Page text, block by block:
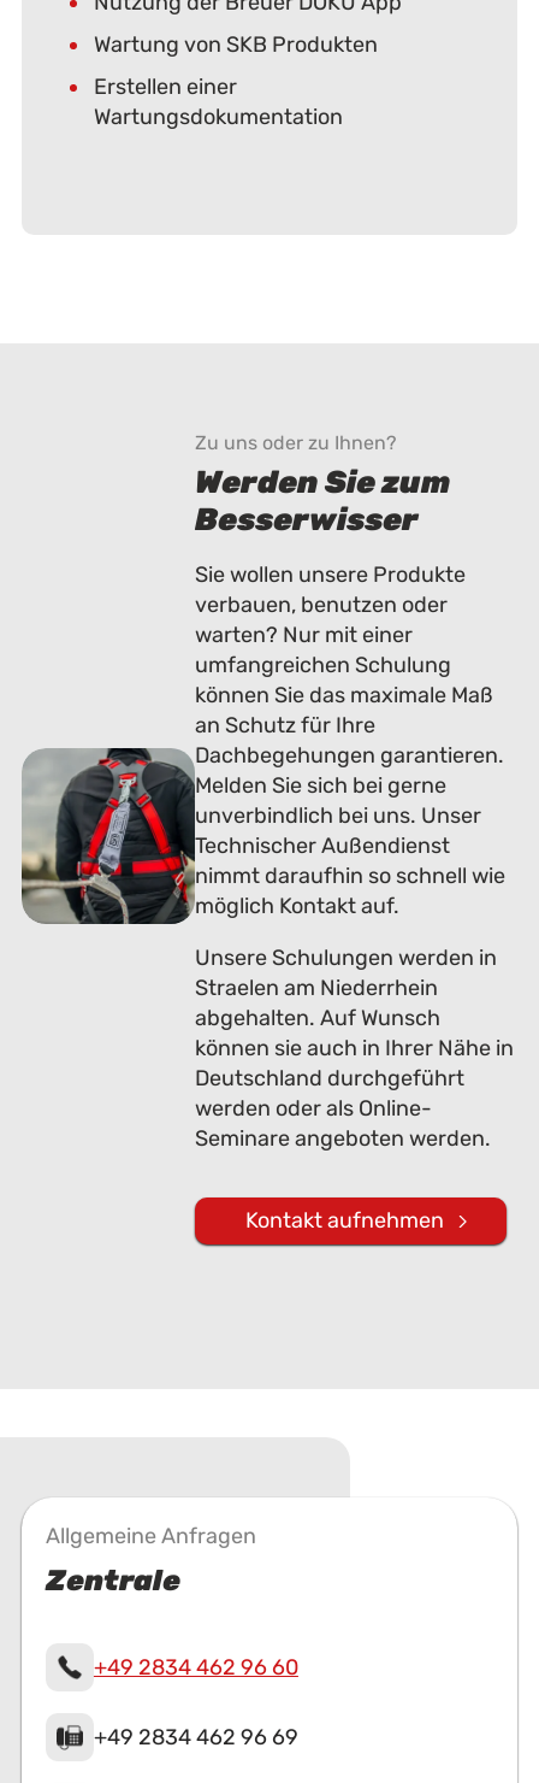
Wartung von SKB Produkten
Erstellen einer
Wartungsdokumentation
Zu uns oder zu Ihnen?
Werden Sie zum
Besserwisser
Sie wollen unsere Produkte
verbauen, benutzen oder
warten? Nur mit einer
umfangreichen Schulung
können Sie das maximale Maß
an Schutz für Ihre
Dachbegehungen garantieren.
Melden Sie sich bei gerne
unverbindlich bei uns. Unser
Technischer Außendienst
nimmt daraufhin so schnell wie
möglich Kontakt auf.
Unsere Schulungen werden in
Straelen am Niederrhein
abgehalten. Auf Wunsch
können sie auch in Ihrer Nähe in
Deutschland durchgeführt
werden oder als Online-
Seminare angeboten werden.
Kontakt aufnehmen
Allgemeine Anfragen
Zentrale
+49 2834 462 96 60
+49 2834 462 96 69